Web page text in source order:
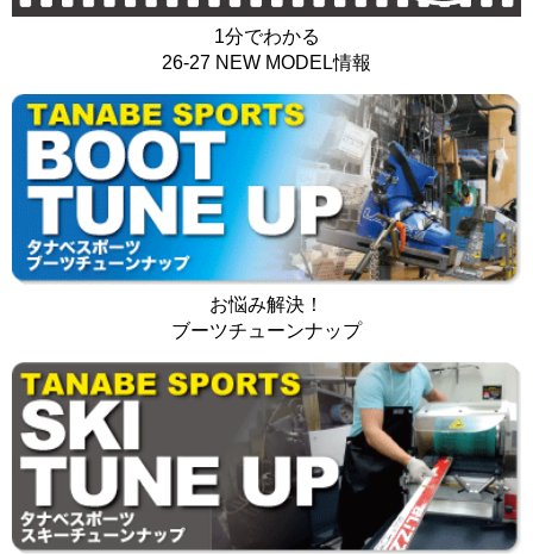
1分でわかる
26-27 NEW MODEL情報
お悩み解決！
ブーツチューンナップ